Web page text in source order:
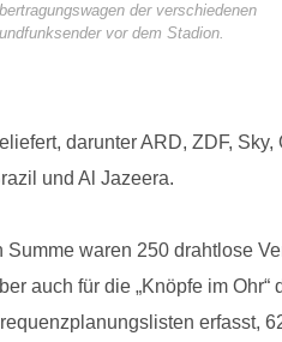
der verschiedenen
vor dem Stadion.
darunter ARD, ZDF,
und Al Jazeera.
Summe waren 250 drahtlose
auch für die „Knöpfe im
erfasst,